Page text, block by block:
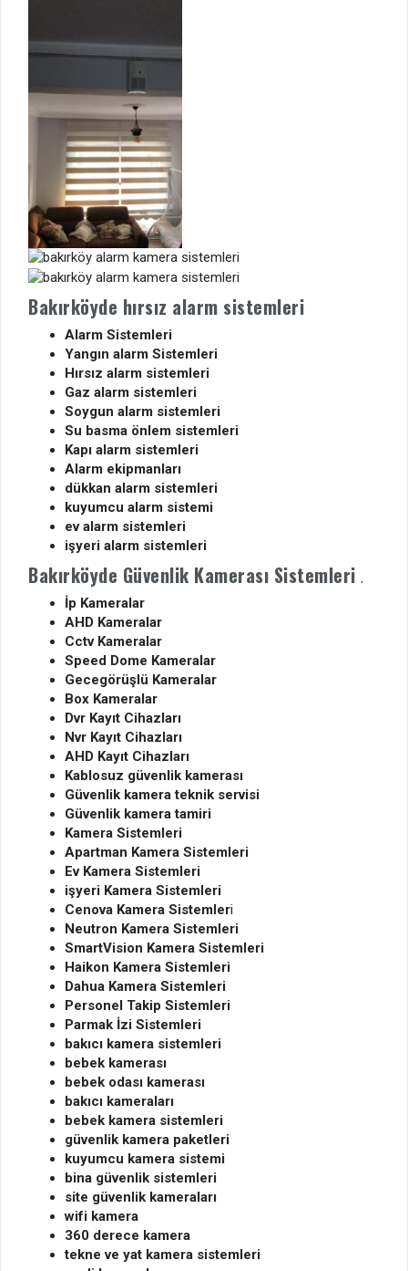
Bakırköyde hırsız alarm sistemleri
Alarm Sistemleri
Yangın alarm Sistemleri
Hırsız alarm sistemleri
Gaz alarm sistemleri
Soygun alarm sistemleri
Su basma önlem sistemleri
Kapı alarm sistemleri
Alarm ekipmanları
dükkan alarm sistemleri
kuyumcu alarm sistemi
ev alarm sistemleri
işyeri alarm sistemleri
Bakırköyde Güvenlik Kamerası Sistemleri .
İp Kameralar
AHD Kameralar
Cctv Kameralar
Speed Dome Kameralar
Gecegörüşlü Kameralar
Box Kameralar
Dvr Kayıt Cihazları
Nvr Kayıt Cihazları
AHD Kayıt Cihazları
Kablosuz güvenlik kamerası
Güvenlik kamera teknik servisi
Güvenlik kamera tamiri
Kamera Sistemleri
Apartman Kamera Sistemleri
Ev Kamera Sistemleri
işyeri Kamera Sistemleri
Cenova Kamera Sistemleri
Neutron Kamera Sistemleri
SmartVision Kamera Sistemleri
Haikon Kamera Sistemleri
Dahua Kamera Sistemleri
Personel Takip Sistemleri
Parmak İzi Sistemleri
bakıcı kamera sistemleri
bebek kamerası
bebek odası kamerası
bakıcı kameraları
bebek kamera sistemleri
güvenlik kamera paketleri
kuyumcu kamera sistemi
bina güvenlik sistemleri
site güvenlik kameraları
wifi kamera
360 derece kamera
tekne ve yat kamera sistemleri